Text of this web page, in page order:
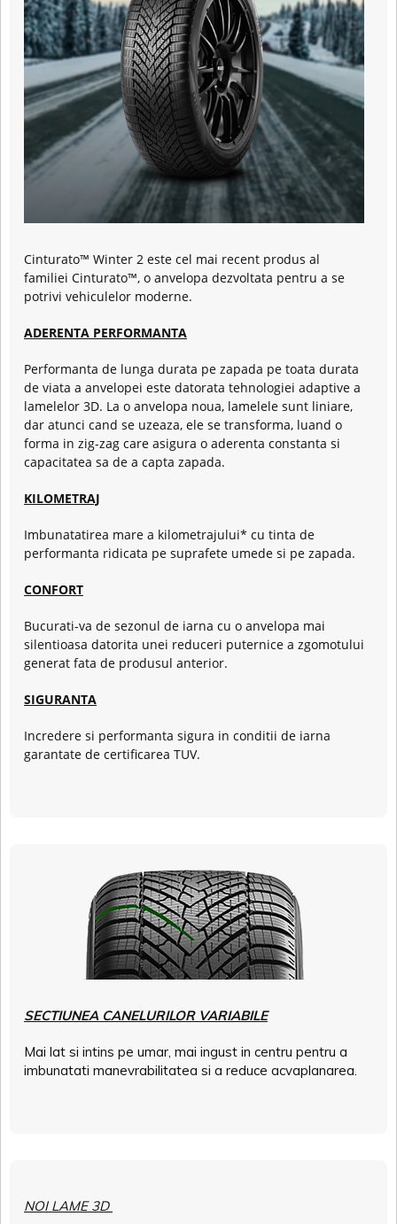
Cinturato™ Winter 2 este cel mai recent produs al
familiei Cinturato™, o anvelopa dezvoltata pentru a se
potrivi vehiculelor moderne.
ADERENTA PERFORMANTA
Performanta de lunga durata pe zapada pe toata durata
de viata a anvelopei este datorata tehnologiei adaptive a
lamelelor 3D. La o anvelopa noua, lamelele sunt liniare,
dar atunci cand se uzeaza, ele se transforma, luand o
forma in zig-zag care asigura o aderenta constanta si
capacitatea sa de a capta zapada.
KILOMETRAJ
Imbunatatirea mare a kilometrajului* cu tinta de
performanta ridicata pe suprafete umede si pe zapada.
CONFORT
Bucurati-va de sezonul de iarna cu o anvelopa mai
silentioasa datorita unei reduceri puternice a zgomotului
generat fata de produsul anterior.
SIGURANTA
Incredere si performanta sigura in conditii de iarna
garantate de certificarea TUV.
SECTIUNEA CANELURILOR VARIABILE
Mai lat si intins pe umar, mai ingust in centru pentru a
imbunatati manevrabilitatea si a reduce acvaplanarea.
NOI LAME 3D